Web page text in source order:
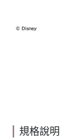
規格說明